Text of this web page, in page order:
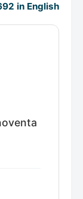
in English